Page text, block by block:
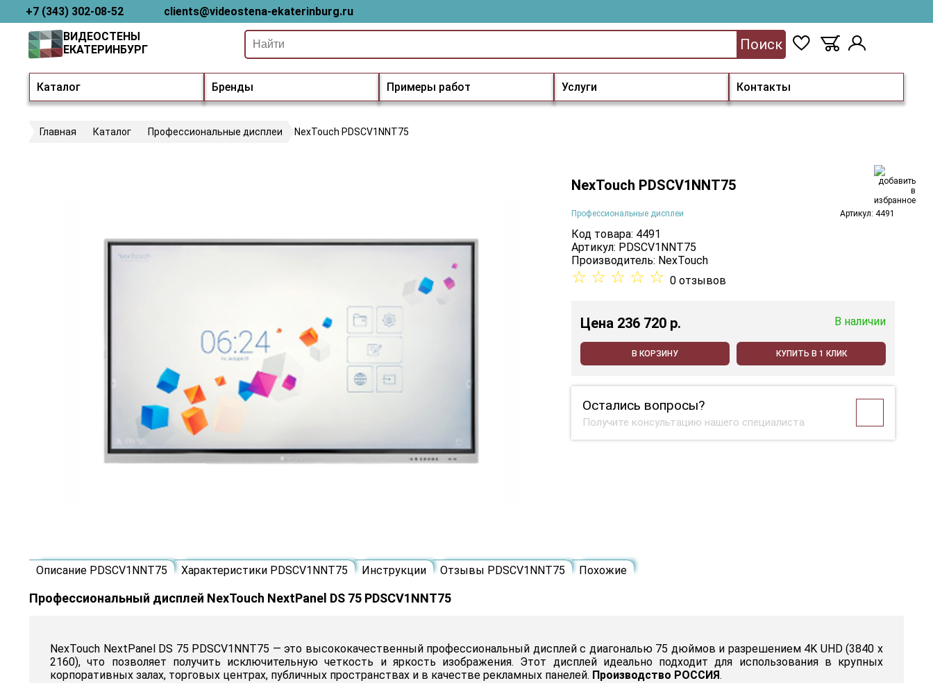
+7 (343) 302-08-52 clients@videostena-ekaterinburg.ru
Каталог Бренды Примеры работ Услуги Контакты
ВИДЕОСТЕНЫ
ЕКАТЕРИНБУРГ
Поиск
Главная Каталог Профессиональные дисплеи NexTouch PDSCV1NNT75
NexTouch PDSCV1NNT75
Профессиональные дисплеи Артикул: 4491
Код товара: 4491
Артикул: PDSCV1NNT75
Производитель: NexTouch
☆ ☆ ☆ ☆ ☆ 0 отзывов
Цена 236 720 p. В наличии
В КОРЗИНУ КУПИТЬ В 1 КЛИК
Остались вопросы?
Получите консультацию нашего специалиста
Описание PDSCV1NNT75 Характеристики PDSCV1NNT75 Инструкции Отзывы PDSCV1NNT75 Похожие
Профессиональный дисплей NexTouch NextPanel DS 75 PDSCV1NNT75
NexTouch NextPanel DS 75 PDSCV1NNT75 — это высококачественный профессиональный дисплей с диагональю 75 дюймов и разрешением 4K UHD (3840 x
2160), что позволяет получить исключительную четкость и яркость изображения. Этот дисплей идеально подходит для использования в крупных
корпоративных залах, торговых центрах, публичных пространствах и в качестве рекламных панелей. Производство РОССИЯ.